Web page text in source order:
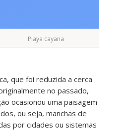
Piaya cayana
que foi reduzida a cerca
no passado,
ocasionou uma paisagem
ou seja, manchas de
por cidades ou sistemas